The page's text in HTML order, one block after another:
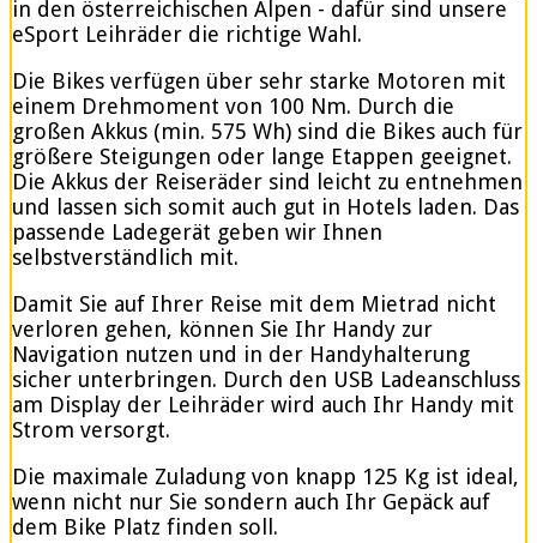
in den österreichischen Alpen - dafür sind unsere
eSport Leihräder die richtige Wahl.
Die Bikes verfügen über sehr starke Motoren mit
einem Drehmoment von 100 Nm. Durch die
großen Akkus (min. 575 Wh) sind die Bikes auch für
größere Steigungen oder lange Etappen geeignet.
Die Akkus der Reiseräder sind leicht zu entnehmen
und lassen sich somit auch gut in Hotels laden. Das
passende Ladegerät geben wir Ihnen
selbstverständlich mit.
Damit Sie auf Ihrer Reise mit dem Mietrad nicht
verloren gehen, können Sie Ihr Handy zur
Navigation nutzen und in der Handyhalterung
sicher unterbringen. Durch den USB Ladeanschluss
am Display der Leihräder wird auch Ihr Handy mit
Strom versorgt.
Die maximale Zuladung von knapp 125 Kg ist ideal,
wenn nicht nur Sie sondern auch Ihr Gepäck auf
dem Bike Platz finden soll.